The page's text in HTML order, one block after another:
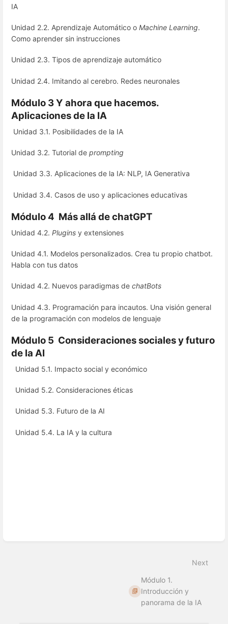
IA
Unidad 2.2. Aprendizaje Automático o Machine Learning.
Como aprender sin instrucciones
Unidad 2.3. Tipos de aprendizaje automático
Unidad 2.4. Imitando al cerebro. Redes neuronales
Módulo 3 Y ahora que hacemos.
Aplicaciones de la IA
Unidad 3.1. Posibilidades de la IA
Unidad 3.2. Tutorial de prompting
Unidad 3.3. Aplicaciones de la IA: NLP, IA Generativa
Unidad 3.4. Casos de uso y aplicaciones educativas
Módulo 4 Más allá de chatGPT
Unidad 4.2. Plugins y extensiones
Unidad 4.1. Modelos personalizados. Crea tu propio chatbot.
Habla con tus datos
Unidad 4.2. Nuevos paradigmas de chatBots
Unidad 4.3. Programación para incautos. Una visión general
de la programación con modelos de lenguaje
Módulo 5 Consideraciones sociales y futuro
de la AI
Unidad 5.1. Impacto social y económico
Unidad 5.2. Consideraciones éticas
Unidad 5.3. Futuro de la AI
Unidad 5.4. La IA y la cultura
Next
Módulo 1.
Introducción y
panorama de la IA